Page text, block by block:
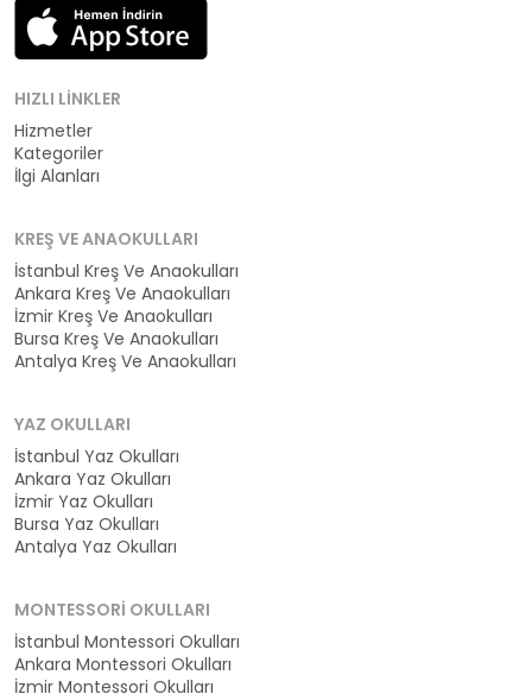
HIZLI LINKLER
Hizmetler
Kategoriler
İlgi Alanları
KREŞ VE ANAOKULLARI
İstanbul Kreş Ve Anaokulları
Ankara Kreş Ve Anaokulları
İzmir Kreş Ve Anaokulları
Bursa Kreş Ve Anaokulları
Antalya Kreş Ve Anaokulları
YAZ OKULLARI
İstanbul Yaz Okulları
Ankara Yaz Okulları
İzmir Yaz Okulları
Bursa Yaz Okulları
Antalya Yaz Okulları
MONTESSORI OKULLARI
İstanbul Montessori Okulları
Ankara Montessori Okulları
İzmir Montessori Okulları